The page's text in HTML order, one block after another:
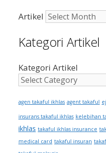
Artikel
Kategori Artikel
Kategori Artikel
agen takaful ikhlas agent takaful
insurans takaful ikhlas kelebihan
ikhlas takaful ikhlas insurance
medical card takaful insuran